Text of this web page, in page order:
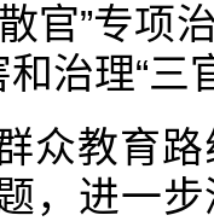
散官”专
和治理“
众教育
，进一